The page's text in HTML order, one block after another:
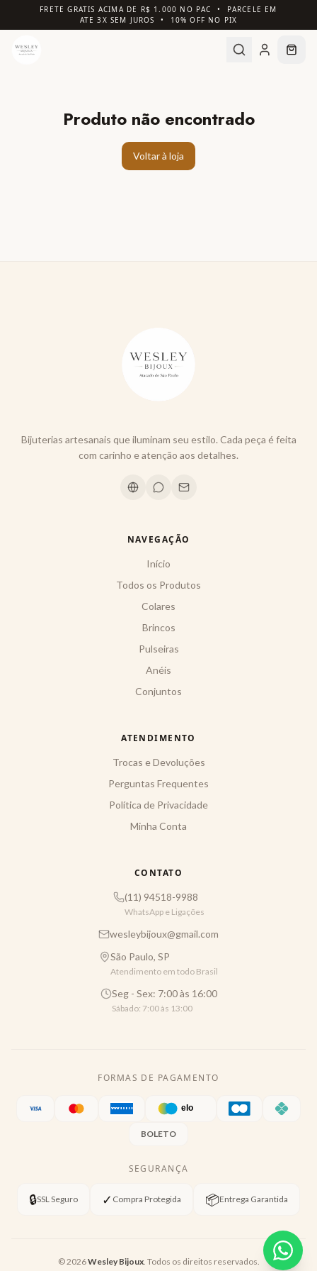
FRETE GRATIS ACIMA DE R$ 1.000 NO PAC • PARCELE EM
ATE 3X SEM JUROS • 10% OFF NO PIX
Produto não encontrado
Voltar à loja
Bijuterias artesanais que iluminam seu estilo. Cada peça é feita
com carinho e atenção aos detalhes.
NAVEGAÇÃO
Início
Todos os Produtos
Colares
Brincos
Pulseiras
Anéis
Conjuntos
ATENDIMENTO
Trocas e Devoluções
Perguntas Frequentes
Política de Privacidade
Minha Conta
CONTATO
(11) 94518-9988
WhatsApp e Ligações
wesleybijoux@gmail.com
São Paulo, SP
Atendimento em todo Brasil
Seg - Sex: 7:00 às 16:00
Sábado: 7:00 às 13:00
FORMAS DE PAGAMENTO
BOLETO
SEGURANÇA
🔒SSL Seguro ✓ Compra Protegida 📦Entrega Garantida
©2026Wesley Bijoux. Todos os direitos reservados.